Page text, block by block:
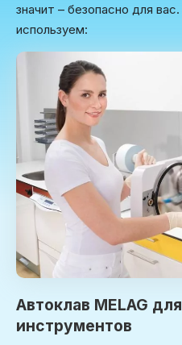
значит – безопасно для
используем:
Автоклав MELAG
инструментов